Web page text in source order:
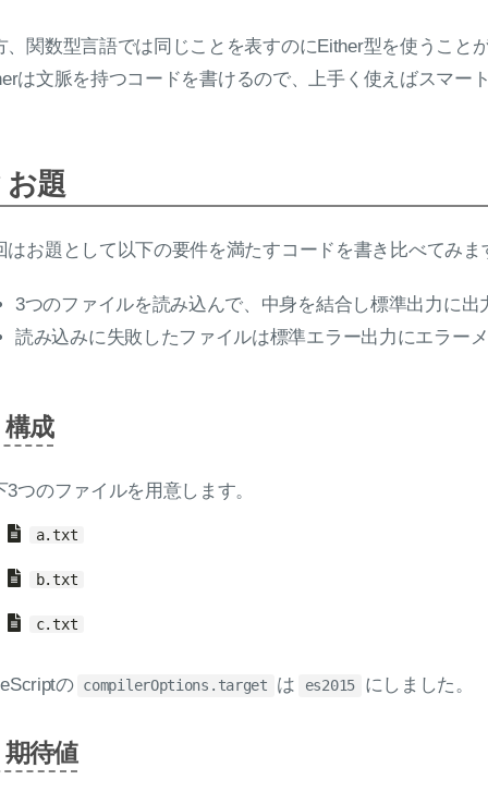
、関数型言語では同じことを表すのにEither型を使うことが
は文脈を持つコードを書けるので、上手く使えばスマー
お題
はお題として以下の要件を満たすコードを書き比べてみま
3つのファイルを読み込んで、中身を結合し標準出力に出
読み込みに失敗したファイルは標準エラー出力にエラー
構成
3つのファイルを用意します。
a.txt
b.txt
c.txt
の compilerOptions.target は es2015 にしました。
期待値